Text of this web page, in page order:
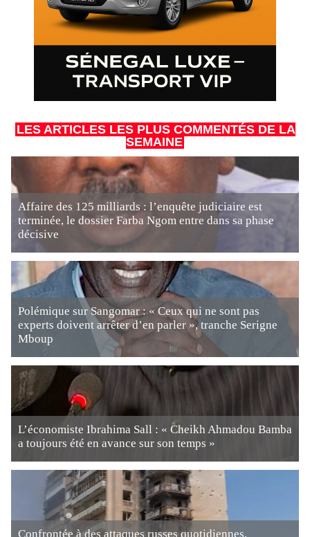
LES ARTICLES LES PLUS COMMENTÉS DE LA
SEMAINE
Affaire des 125 milliards : l’enquête judiciaire est
terminée, le dossier Farba Ngom entre dans sa phase
décisive
Polémique sur Sangomar : « Ceux qui ne sont pas
experts doivent arrêter d’en parler », tranche Serigne
Mboup
L’économiste Ibrahima Sall : « Cheikh Ahmadou Bamba
a toujours été en avance sur son temps »
Confrontée à des attaques russes quotidiennes,